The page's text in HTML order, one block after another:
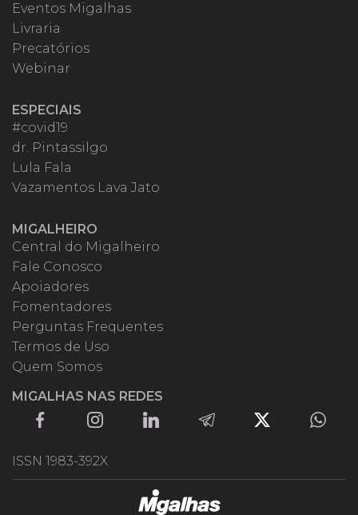
Eventos Migalhas
Livraria
Precatórios
Webinar
ESPECIAIS
#covid19
dr. Pintassilgo
Lula Fala
Vazamentos Lava Jato
MIGALHEIRO
Central do Migalheiro
Fale Conosco
Apoiadores
Fomentadores
Perguntas Frequentes
Termos de Uso
Quem Somos
MIGALHAS NAS REDES
ISSN 1983-392X